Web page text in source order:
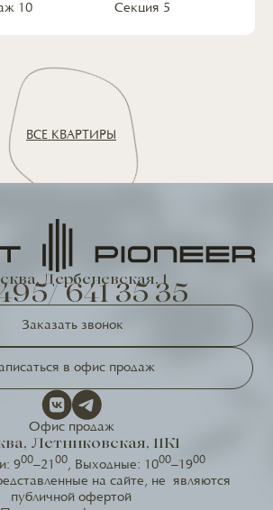
10 Секция 5
ВСЕ КВАРТИРЫ
Дербеневская, 1
641 35 35
Заказать звонок
в офис продаж
Офис продаж
Летниковская, 11К1
900–21 00, Выходные: 1000–1900
на сайте, не являются
публичной офертой